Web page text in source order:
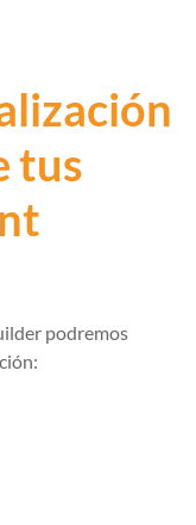
tus
podremos